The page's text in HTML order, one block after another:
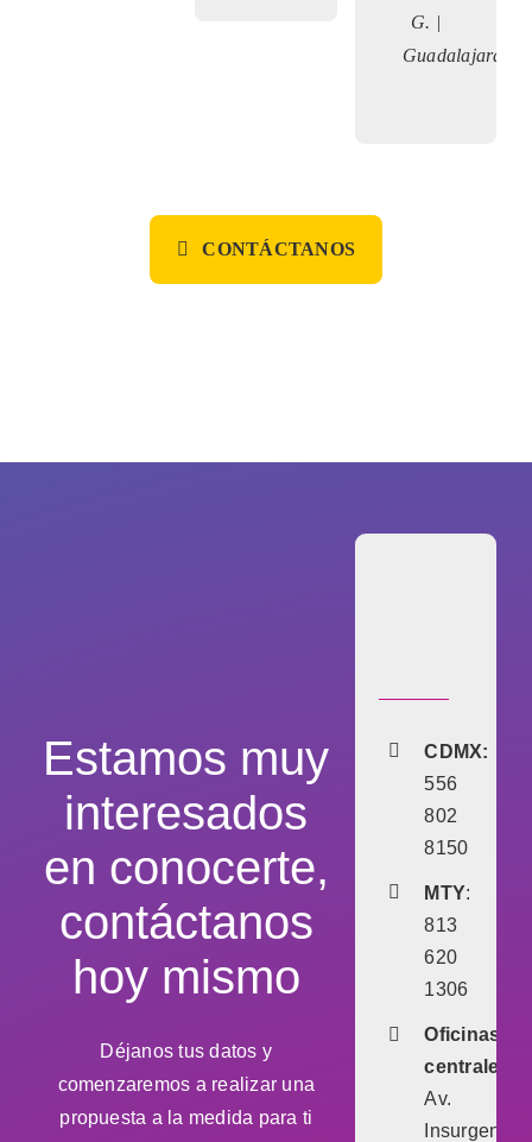
G. |
Guadalajara
CONTÁCTANOS
Estamos muy
interesados
en conocerte,
contáctanos
hoy mismo
Déjanos tus datos y
comenzaremos a realizar una
propuesta a la medida para ti
CDMX:
556
802
8150
MTY:
813
620
1306
Oficinas
centrales:
Av.
Insurgentes